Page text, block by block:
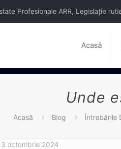
Profesionale ARR, Legislație
Acasă
Unde
Acasă Blog Întrebările
octombrie 2024